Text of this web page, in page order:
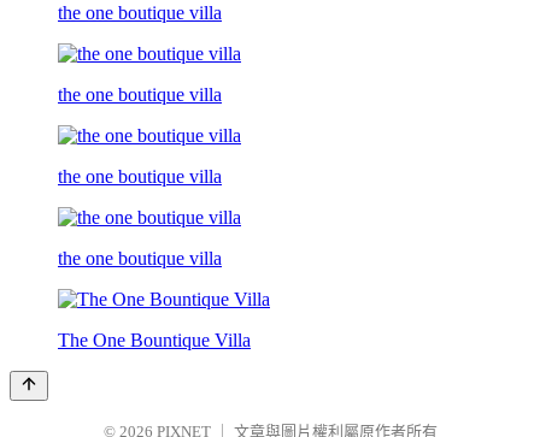
the one boutique villa
the one boutique villa
the one boutique villa
the one boutique villa
The One Bountique Villa
© 2026 PIXNET 文章與圖片權利屬原作者所有